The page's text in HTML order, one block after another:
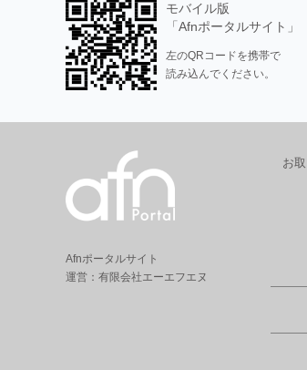
モバイル版
「Afnポータルサイト」
左のQRコードを携帯で
読み込んでください。
Afnポータルサイト
運営：有限会社エーエフエヌ
お